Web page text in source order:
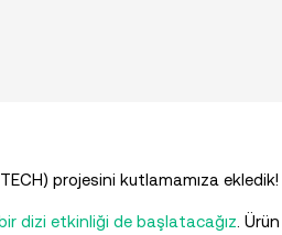
projesini kutlamamıza
dizi etkinliği de başlatacağız .